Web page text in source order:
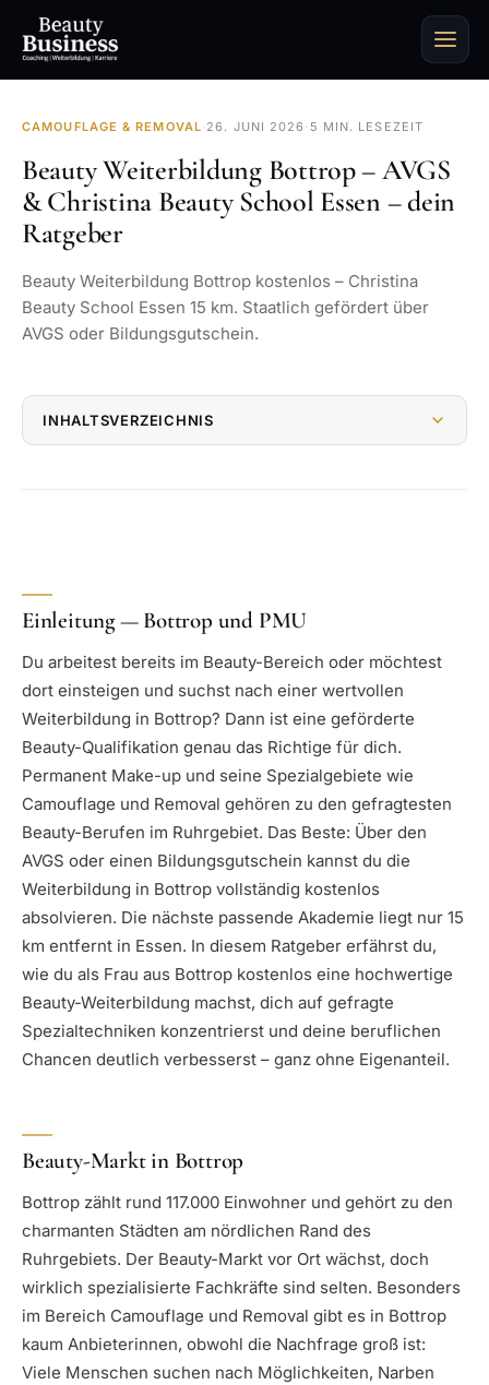
CAMOUFLAGE & REMOVAL· 26. JUNI 2026 · 5 MIN. LESEZEIT
Beauty Weiterbildung Bottrop – AVGS
& Christina Beauty School Essen – dein
Ratgeber
Beauty Weiterbildung Bottrop kostenlos – Christina
Beauty School Essen 15 km. Staatlich gefördert über
AVGS oder Bildungsgutschein.
INHALTSVERZEICHNIS
Einleitung — Bottrop und PMU
Du arbeitest bereits im Beauty-Bereich oder möchtest
dort einsteigen und suchst nach einer wertvollen
Weiterbildung in Bottrop? Dann ist eine geförderte
Beauty-Qualifikation genau das Richtige für dich.
Permanent Make-up und seine Spezialgebiete wie
Camouflage und Removal gehören zu den gefragtesten
Beauty-Berufen im Ruhrgebiet. Das Beste: Über den
AVGS oder einen Bildungsgutschein kannst du die
Weiterbildung in Bottrop vollständig kostenlos
absolvieren. Die nächste passende Akademie liegt nur 15
km entfernt in Essen. In diesem Ratgeber erfährst du,
wie du als Frau aus Bottrop kostenlos eine hochwertige
Beauty-Weiterbildung machst, dich auf gefragte
Spezialtechniken konzentrierst und deine beruflichen
Chancen deutlich verbesserst – ganz ohne Eigenanteil.
Beauty-Markt in Bottrop
Bottrop zählt rund 117.000 Einwohner und gehört zu den
charmanten Städten am nördlichen Rand des
Ruhrgebiets. Der Beauty-Markt vor Ort wächst, doch
wirklich spezialisierte Fachkräfte sind selten. Besonders
im Bereich Camouflage und Removal gibt es in Bottrop
kaum Anbieterinnen, obwohl die Nachfrage groß ist:
Viele Menschen suchen nach Möglichkeiten, Narben